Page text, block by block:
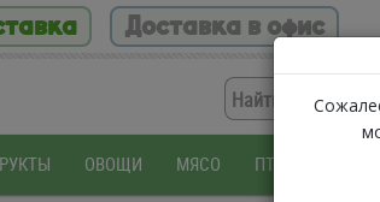
Доставка в офис
ОВОЩИ МЯСО ПТИЦА